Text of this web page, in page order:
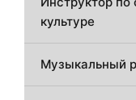
культуре
Музыкальный